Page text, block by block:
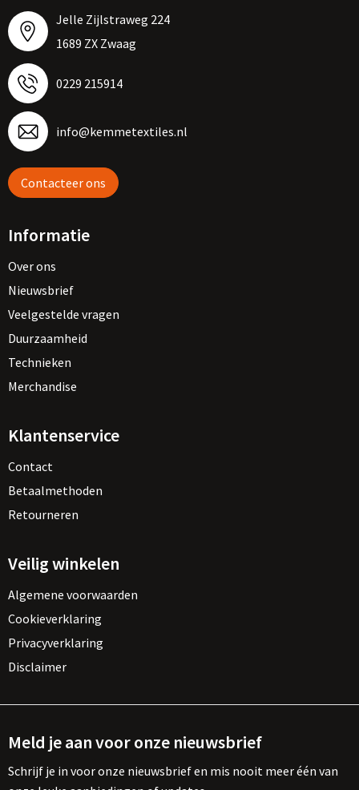
Jelle Zijlstraweg 224
1689 ZX Zwaag
0229 215914
info@kemmetextiles.nl
Contacteer ons
Informatie
Over ons
Nieuwsbrief
Veelgestelde vragen
Duurzaamheid
Technieken
Merchandise
Klantenservice
Contact
Betaalmethoden
Retourneren
Veilig winkelen
Algemene voorwaarden
Cookieverklaring
Privacyverklaring
Disclaimer
Meld je aan voor onze nieuwsbrief
Schrijf je in voor onze nieuwsbrief en mis nooit meer één van